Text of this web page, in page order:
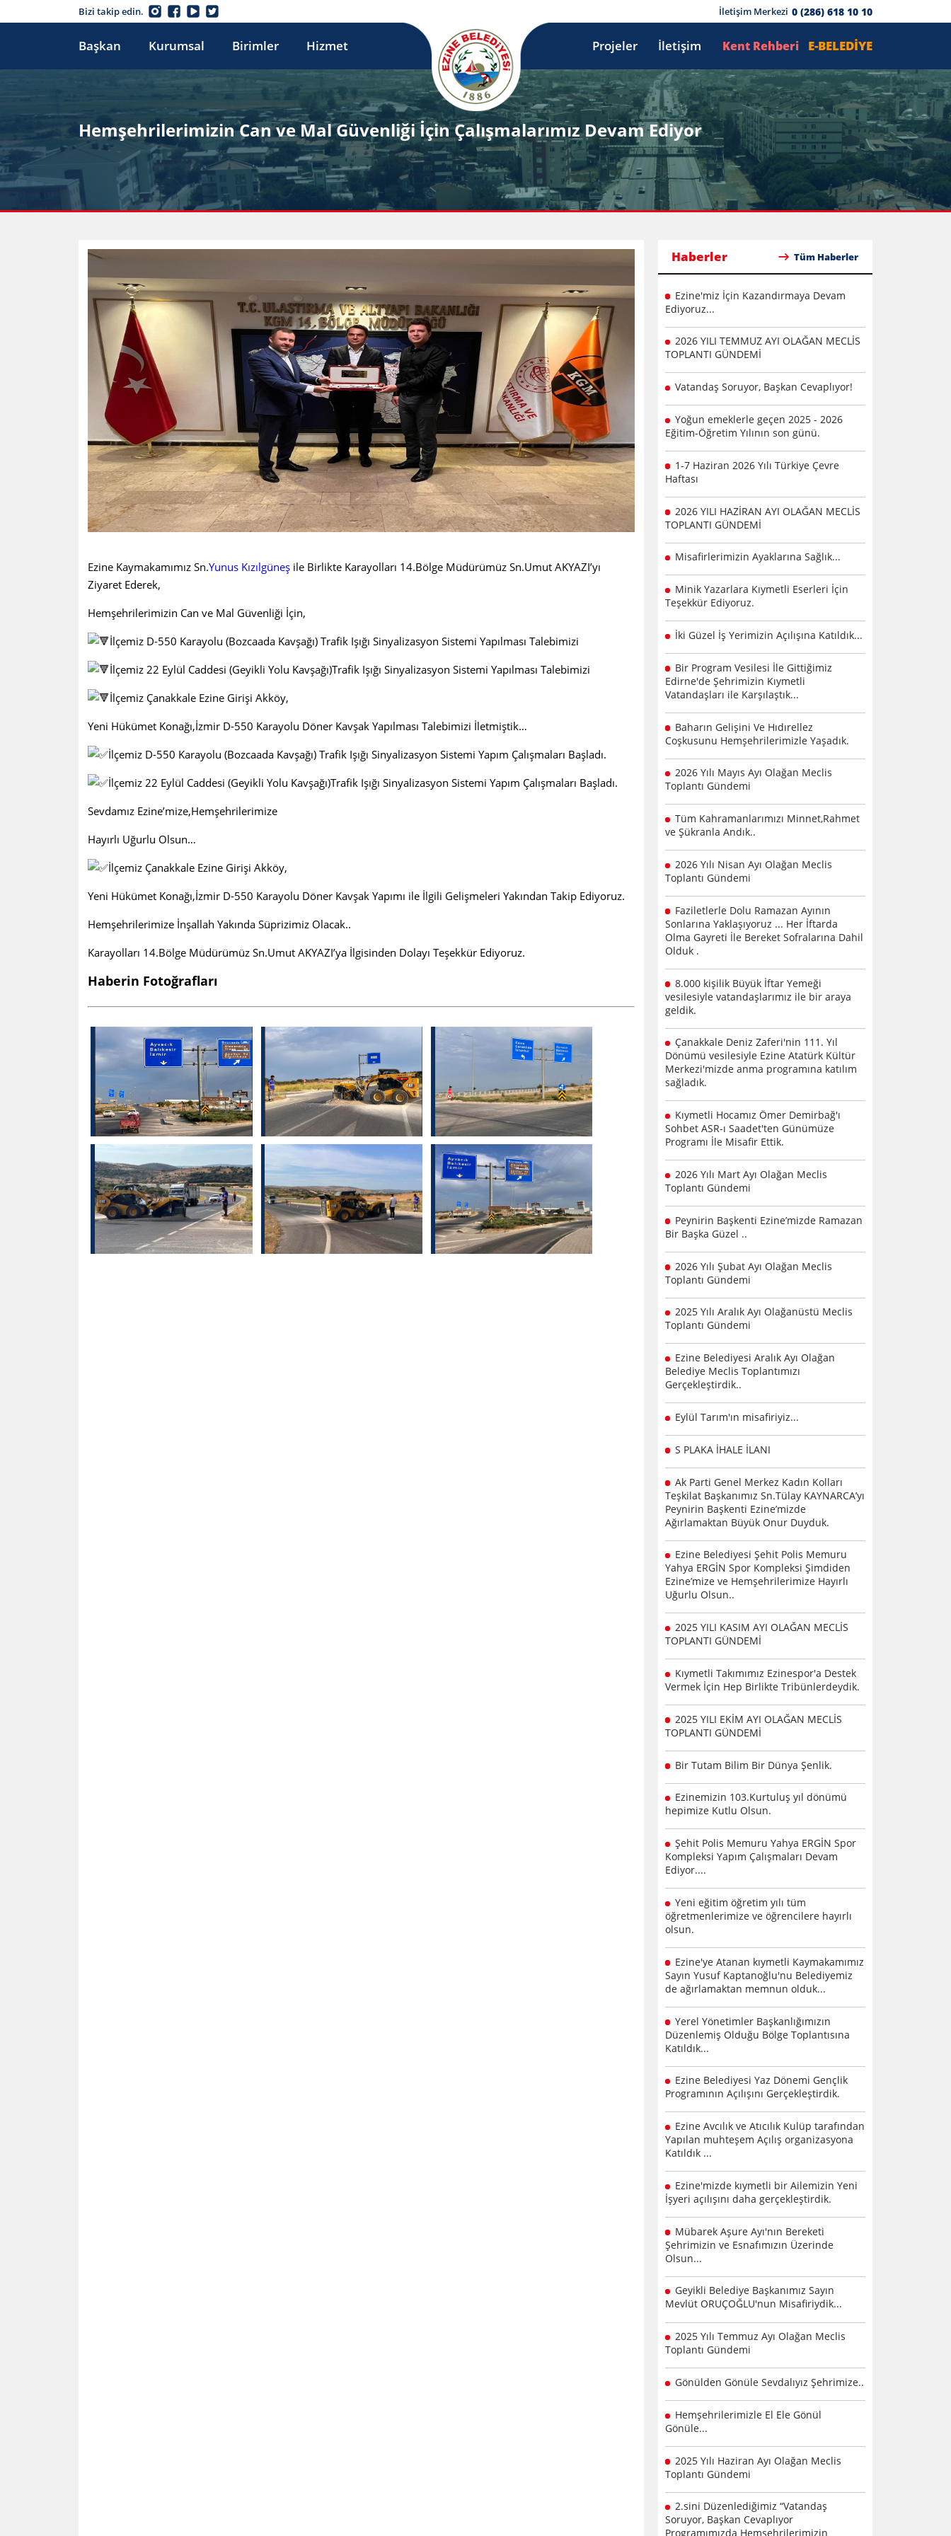
Bizi takip edin. İletişim Merkezi 0 (286) 618 10 10
Başkan Kurumsal Birimler Hizmet Projeler İletişim Kent Rehberi E-BELEDİYE
Hemşehrilerimizin Can ve Mal Güvenliği İçin Çalışmalarımız Devam Ediyor
Ezine Kaymakamımız Sn.Yunus Kızılgüneş ile Birlikte Karayolları 14.Bölge Müdürümüz Sn.Umut AKYAZI’yı
Ziyaret Ederek,
Hemşehrilerimizin Can ve Mal Güvenliği İçin,
İlçemiz D-550 Karayolu (Bozcaada Kavşağı) Trafik Işığı Sinyalizasyon Sistemi Yapılması Talebimizi
İlçemiz 22 Eylül Caddesi (Geyikli Yolu Kavşağı)Trafik Işığı Sinyalizasyon Sistemi Yapılması Talebimizi
İlçemiz Çanakkale Ezine Girişi Akköy,
Yeni Hükümet Konağı,İzmir D-550 Karayolu Döner Kavşak Yapılması Talebimizi İletmiştik…
İlçemiz D-550 Karayolu (Bozcaada Kavşağı) Trafik Işığı Sinyalizasyon Sistemi Yapım Çalışmaları Başladı.
İlçemiz 22 Eylül Caddesi (Geyikli Yolu Kavşağı)Trafik Işığı Sinyalizasyon Sistemi Yapım Çalışmaları Başladı.
Sevdamız Ezine’mize,Hemşehrilerimize
Hayırlı Uğurlu Olsun…
İlçemiz Çanakkale Ezine Girişi Akköy,
Yeni Hükümet Konağı,İzmir D-550 Karayolu Döner Kavşak Yapımı ile İlgili Gelişmeleri Yakından Takip Ediyoruz.
Hemşehrilerimize İnşallah Yakında Süprizimiz Olacak..
Karayolları 14.Bölge Müdürümüz Sn.Umut AKYAZI’ya İlgisinden Dolayı Teşekkür Ediyoruz.
Haberin Fotoğrafları
Haberler Tüm Haberler
Ezine'miz İçin Kazandırmaya Devam
Ediyoruz...
2026 YILI TEMMUZ AYI OLAĞAN MECLİS
TOPLANTI GÜNDEMİ
Vatandaş Soruyor, Başkan Cevaplıyor!
Yoğun emeklerle geçen 2025 - 2026
Eğitim-Öğretim Yılının son günü.
1-7 Haziran 2026 Yılı Türkiye Çevre
Haftası
2026 YILI HAZİRAN AYI OLAĞAN MECLİS
TOPLANTI GÜNDEMİ
Misafirlerimizin Ayaklarına Sağlık...
Minik Yazarlara Kıymetli Eserleri İçin
Teşekkür Ediyoruz.
İki Güzel İş Yerimizin Açılışına Katıldık...
Bir Program Vesilesi İle Gittiğimiz
Edirne'de Şehrimizin Kıymetli
Vatandaşları ile Karşılaştık...
Baharın Gelişini Ve Hıdırellez
Coşkusunu Hemşehrilerimizle Yaşadık.
2026 Yılı Mayıs Ayı Olağan Meclis
Toplantı Gündemi
Tüm Kahramanlarımızı Minnet,Rahmet
ve Şükranla Andık..
2026 Yılı Nisan Ayı Olağan Meclis
Toplantı Gündemi
Faziletlerle Dolu Ramazan Ayının
Sonlarına Yaklaşıyoruz ... Her İftarda
Olma Gayreti İle Bereket Sofralarına Dahil
Olduk .
8.000 kişilik Büyük İftar Yemeği
vesilesiyle vatandaşlarımız ile bir araya
geldik.
Çanakkale Deniz Zaferi'nin 111. Yıl
Dönümü vesilesiyle Ezine Atatürk Kültür
Merkezi'mizde anma programına katılım
sağladık.
Kıymetli Hocamız Ömer Demirbağ'ı
Sohbet ASR-ı Saadet'ten Günümüze
Programı İle Misafir Ettik.
2026 Yılı Mart Ayı Olağan Meclis
Toplantı Gündemi
Peynirin Başkenti Ezine’mizde Ramazan
Bir Başka Güzel ..
2026 Yılı Şubat Ayı Olağan Meclis
Toplantı Gündemi
2025 Yılı Aralık Ayı Olağanüstü Meclis
Toplantı Gündemi
Ezine Belediyesi Aralık Ayı Olağan
Belediye Meclis Toplantımızı
Gerçekleştirdik..
Eylül Tarım'ın misafiriyiz...
S PLAKA İHALE İLANI
Ak Parti Genel Merkez Kadın Kolları
Teşkilat Başkanımız Sn.Tülay KAYNARCA’yı
Peynirin Başkenti Ezine’mizde
Ağırlamaktan Büyük Onur Duyduk.
Ezine Belediyesi Şehit Polis Memuru
Yahya ERGİN Spor Kompleksi Şimdiden
Ezine’mize ve Hemşehrilerimize Hayırlı
Uğurlu Olsun..
2025 YILI KASIM AYI OLAĞAN MECLİS
TOPLANTI GÜNDEMİ
Kıymetli Takımımız Ezinespor'a Destek
Vermek İçin Hep Birlikte Tribünlerdeydik.
2025 YILI EKİM AYI OLAĞAN MECLİS
TOPLANTI GÜNDEMİ
Bir Tutam Bilim Bir Dünya Şenlik.
Ezinemizin 103.Kurtuluş yıl dönümü
hepimize Kutlu Olsun.
Şehit Polis Memuru Yahya ERGİN Spor
Kompleksi Yapım Çalışmaları Devam
Ediyor....
Yeni eğitim öğretim yılı tüm
öğretmenlerimize ve öğrencilere hayırlı
olsun.
Ezine'ye Atanan kıymetli Kaymakamımız
Sayın Yusuf Kaptanoğlu'nu Belediyemiz
de ağırlamaktan memnun olduk...
Yerel Yönetimler Başkanlığımızın
Düzenlemiş Olduğu Bölge Toplantısına
Katıldık...
Ezine Belediyesi Yaz Dönemi Gençlik
Programının Açılışını Gerçekleştirdik.
Ezine Avcılık ve Atıcılık Kulüp tarafından
Yapılan muhteşem Açılış organizasyona
Katıldık ...
Ezine'mizde kıymetli bir Ailemizin Yeni
İşyeri açılışını daha gerçekleştirdik.
Mübarek Aşure Ayı'nın Bereketi
Şehrimizin ve Esnafımızın Üzerinde
Olsun...
Geyikli Belediye Başkanımız Sayın
Mevlüt ORUÇOĞLU'nun Misafiriydik...
2025 Yılı Temmuz Ayı Olağan Meclis
Toplantı Gündemi
Gönülden Gönüle Sevdalıyız Şehrimize..
Hemşehrilerimizle El Ele Gönül
Gönüle...
2025 Yılı Haziran Ayı Olağan Meclis
Toplantı Gündemi
2.sini Düzenlediğimiz “Vatandaş
Soruyor, Başkan Cevaplıyor
Programımızda Hemşehrilerimizin